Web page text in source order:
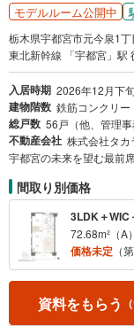
モデルルーム公開中
栃木県宇都宮市元今泉1丁
東北新幹線 「宇都宮」
入居時期 2026年12月下
建物階数 鉄筋コンクリ
総戸数 56戸（他、管理事
不動産会社 株式会社タカ
間取り別価格
3LDK＋WIC
72.68m²（A）
価格未定 （
資料をもらう